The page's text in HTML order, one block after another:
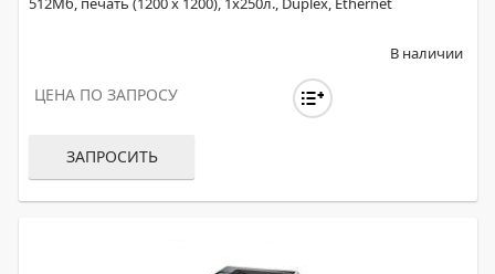
В наличии
ЦЕНА ПО ЗАПРОСУ
ЗАПРОСИТЬ